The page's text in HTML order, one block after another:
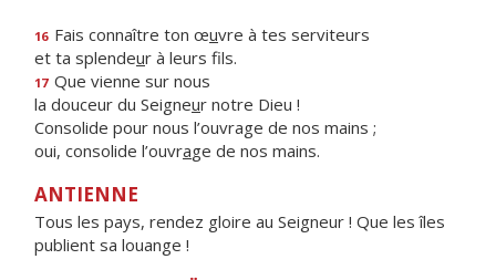
16 Fais connaître ton œuvre à tes serviteurs
et ta splendeur à leurs fils.
17 Que vienne sur nous
la douceur du Seigneur notre Dieu !
Consolide pour nous l’ouvrage de nos mains ;
oui, consolide l’ouvrage de nos mains.
ANTIENNE
Tous les pays, rendez gloire au Seigneur ! Que les îles
publient sa louange !